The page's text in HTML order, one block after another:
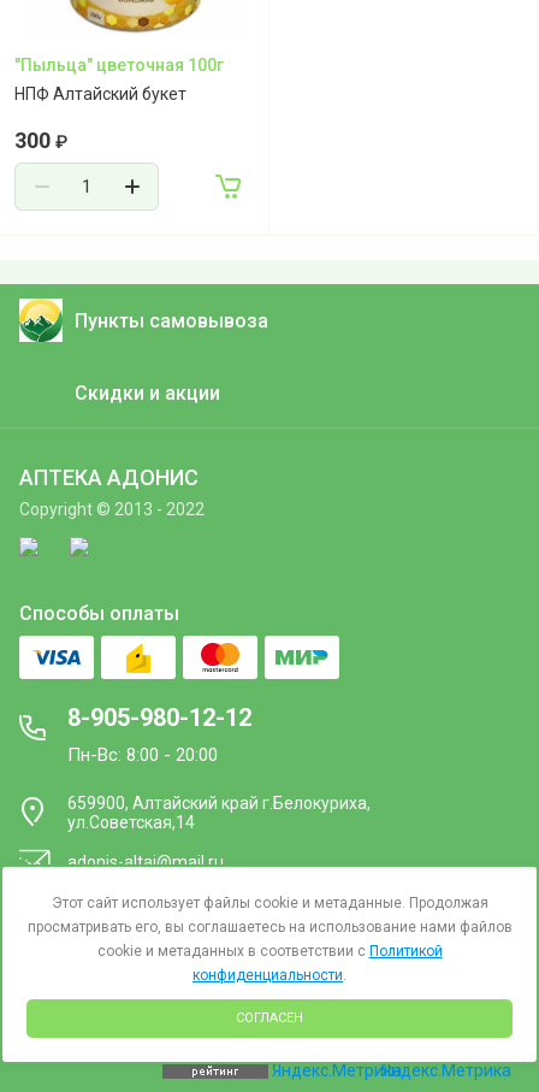
"Пыльца" цветочная 100г
НПФ Алтайский букет
300 ₽
Пункты самовывоза
Скидки и акции
АПТЕКА АДОНИС
Copyright © 2013 - 2022
Способы оплаты
8-905-980-12-12
Пн-Вс: 8:00 - 20:00
659900, Алтайский край г.Белокуриха,
ул.Советская,14
adonis-altai@mail.ru
Юридическим лицам
Этот сайт использует файлы cookie и метаданные. Продолжая
просматривать его, вы соглашаетесь на использование нами файлов
cookie и метаданных в соответствии с Политикой
конфиденциальности.
СОГЛАСЕН